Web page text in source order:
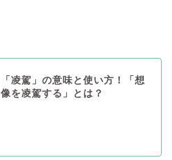
「凌駕」の意味と使い方！「想
像を凌駕する」とは？